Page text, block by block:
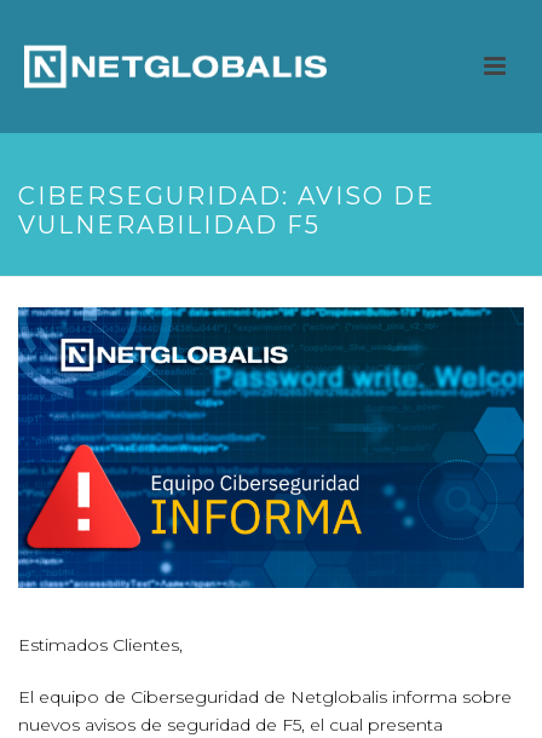
CIBERSEGURIDAD: AVISO DE
VULNERABILIDAD F5
Estimados Clientes,
El equipo de Ciberseguridad de Netglobalis informa sobre
nuevos avisos de seguridad de F5, el cual presenta